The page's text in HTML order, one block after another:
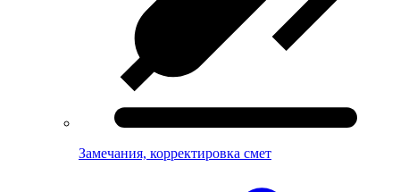
Замечания, корректировка смет